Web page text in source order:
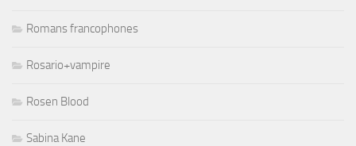
Romans francophones
Rosario+vampire
Rosen Blood
Sabina Kane